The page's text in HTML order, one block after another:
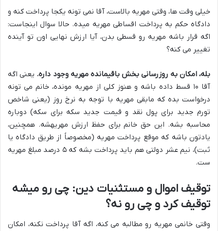
خیلی وقت ها، وقتی مهریه بالاست، آقا نمی تونه یکجا پرداخت کنه و
دادگاه حکم به پرداخت اقساطی مهریه میده. حالا سوال اینجاست:
اگه قرار باشه مهریه رو قسطی بدن، آیا ارزش نهایی اون تو آینده
تغییر می کنه؟
بله، امکان به روزرسانی بخش باقیمانده مهریه وجود داره. یعنی اگه
آقا ۱۰ قسط داده باشه و هنوز کلی از مهریه مونده، خانم می تونه
درخواست بده که مابقی مهریه با توجه به نرخ روز (یعنی شاخص
تورم جدید برای پول نقد و قیمت جدید سکه برای سکه) دوباره
محاسبه بشه. این حق خانم برای حفظ ارزش مهریهشه. همچنین،
یادتون باشه که موقع پرداخت مهریه (مخصوصاً از طریق دادگاه یا
ثبت)، نیم عشر دولتی هم باید پرداخت بشه که ۵ درصد مبلغ مهریه
ست.
توقیف اموال و مستثنیات دین: چی رو میشه
توقیف کرد و چی رو نه؟
وقتی خانمی مهریه رو مطالبه می کنه، اگه آقا پرداخت نکنه، امکان